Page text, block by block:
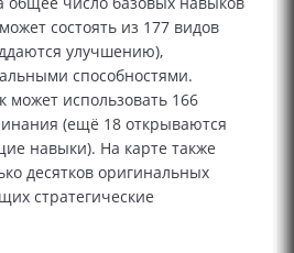
состоять из 177 видов
улучшению),
способностями.
может использовать 166
(ещё 18 открываются
навыки). На карте также
десятков оригинальных
стратегические